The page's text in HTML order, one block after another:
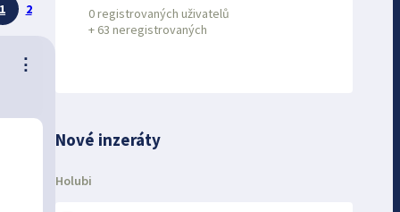
1 2
⋮
0 registrovaných uživatelů
+ 63 neregistrovaných
Nové inzeráty
Holubi